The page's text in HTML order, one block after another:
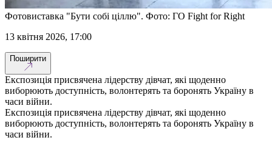
Фотовиставка "Бути собі ціллю". Фото: ГО Fight for Right
13 квітня 2026, 17:00
Поширити
Експозиція присвячена лідерству дівчат, які щоденно
виборюють доступність, волонтерять та боронять Україну в
часи війни.
Експозиція присвячена лідерству дівчат, які щоденно
виборюють доступність, волонтерять та боронять Україну в
часи війни.